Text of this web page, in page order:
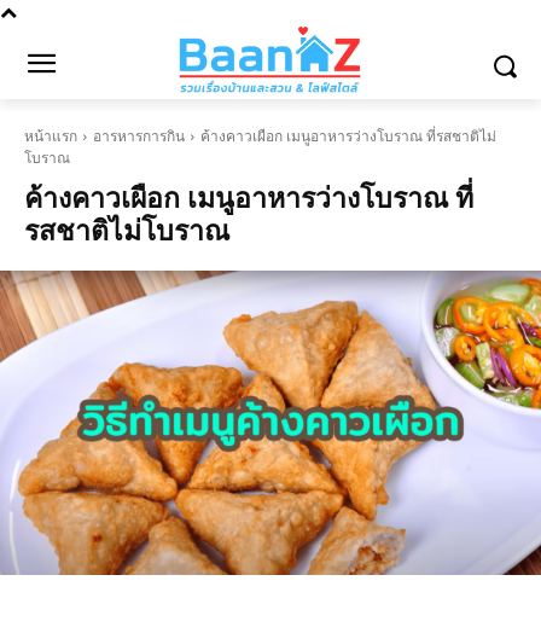
หน้าแรก อารหารการกิน
ค้างคาวเผือก เมนูอาหารว่างโบราณ ที่รสชาติไม่
โบราณ
ค้างคาวเผือก เมนูอาหารว่างโบราณ ที่
รสชาติไม่โบราณ